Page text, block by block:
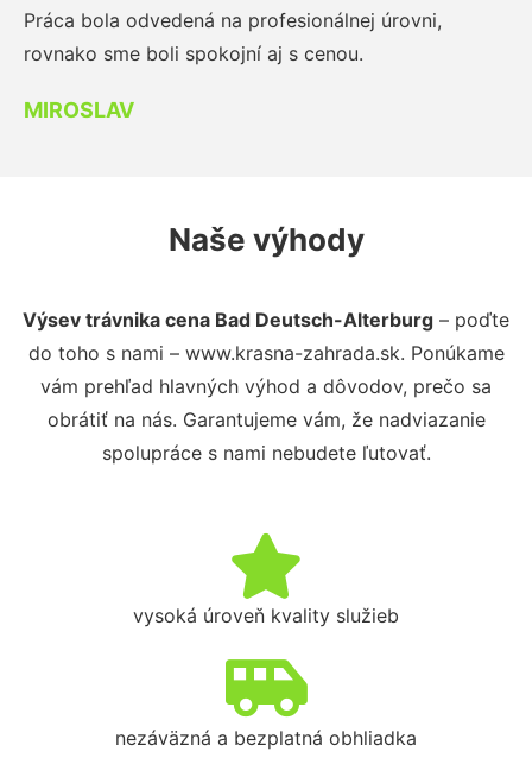
Práca bola odvedená na profesionálnej úrovni,
rovnako sme boli spokojní aj s cenou.
MIROSLAV
Naše výhody
Výsev trávnika cena Bad Deutsch-Alterburg – poďte
do toho s nami – www.krasna-zahrada.sk. Ponúkame
vám prehľad hlavných výhod a dôvodov, prečo sa
obrátiť na nás. Garantujeme vám, že nadviazanie
spolupráce s nami nebudete ľutovať.
vysoká úroveň kvality služieb
nezáväzná a bezplatná obhliadka